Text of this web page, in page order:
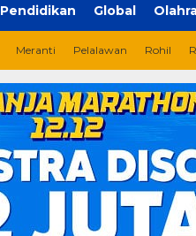
Pendidikan Global
Meranti Pelalawan Rohil